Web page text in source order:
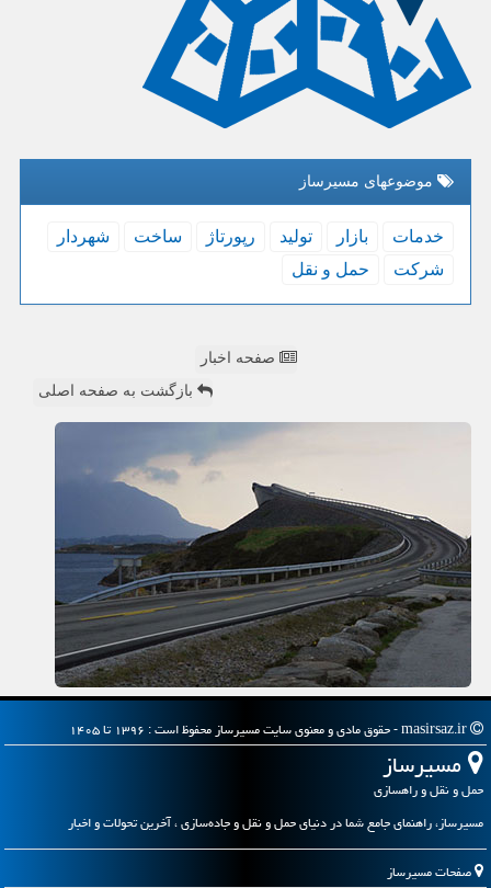
موضوعهای مسیرساز
خدمات بازار تولید رپورتاژ ساخت
شهردار
شركت
حمل و نقل
صفحه اخبار
بازگشت به صفحه اصلی
مسیرساز
حمل و نقل و راهسازی
مسیرساز، راهنمای جامع شما در دنیای حمل و نقل و جاده‌سازی ، آخرین تحولات و اخبار
صفحات مسیرساز